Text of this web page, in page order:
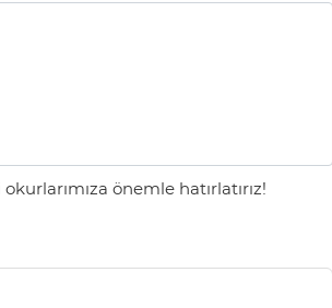
önemle hatırlatırız!